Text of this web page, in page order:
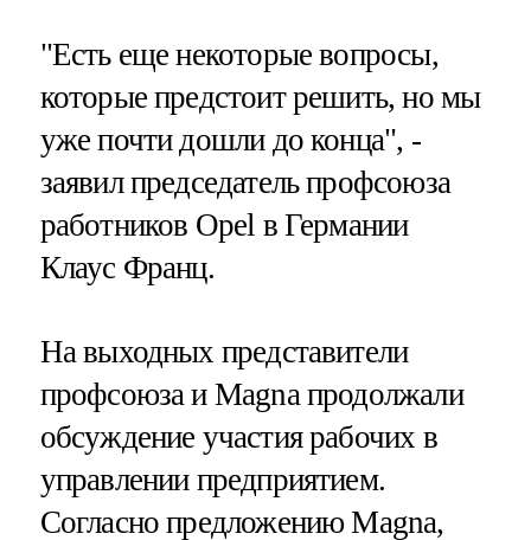
"Есть еще некоторые вопросы,
которые предстоит решить, но мы
уже почти дошли до конца", -
заявил председатель профсоюза
работников Opel в Германии
Клаус Франц.
На выходных представители
профсоюза и Magna продолжали
обсуждение участия рабочих в
управлении предприятием.
Согласно предложению Magna,